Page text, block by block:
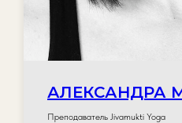
АЛЕКСАНДРА
Преподаватель Jivamukti Yoga